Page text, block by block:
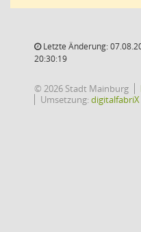
Letzte Änderung:
20:30:19
© 2026 Stadt Mainburg
Umsetzung: